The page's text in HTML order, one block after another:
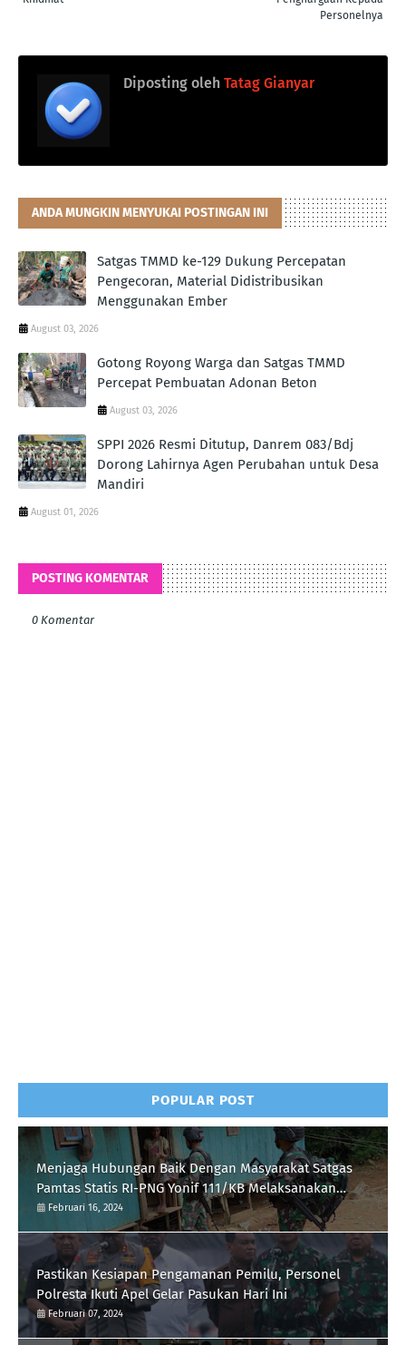
Personelnya
Diposting oleh Tatag Gianyar
ANDA MUNGKIN MENYUKAI POSTINGAN INI
Satgas TMMD ke-129 Dukung Percepatan
Pengecoran, Material Didistribusikan
Menggunakan Ember
August 03, 2026
Gotong Royong Warga dan Satgas TMMD
Percepat Pembuatan Adonan Beton
August 03, 2026
SPPI 2026 Resmi Ditutup, Danrem 083/Bdj
Dorong Lahirnya Agen Perubahan untuk Desa
Mandiri
August 01, 2026
POSTING KOMENTAR
0 Komentar
POPULAR POST
Menjaga Hubungan Baik Dengan Masyarakat Satgas
Pamtas Statis RI-PNG Yonif 111/KB Melaksanakan
Silaturrahmi
Februari 16, 2024
Pastikan Kesiapan Pengamanan Pemilu, Personel
Polresta Ikuti Apel Gelar Pasukan Hari Ini
Februari 07, 2024